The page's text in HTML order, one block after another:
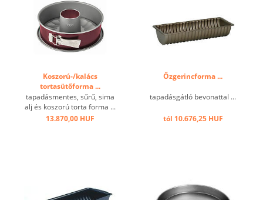
Koszorú-/kalács
tortasütőforma ...
tapadásmentes, sűrű, sima
alj és koszorú torta forma ...
13.870,00 HUF
Őzgerincforma ...
tapadásgátló bevonattal ...
tól 10.676,25 HUF